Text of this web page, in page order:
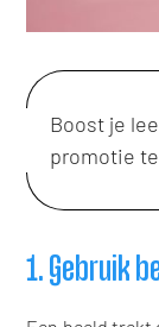
Boost je
promotie
1. Gebruik